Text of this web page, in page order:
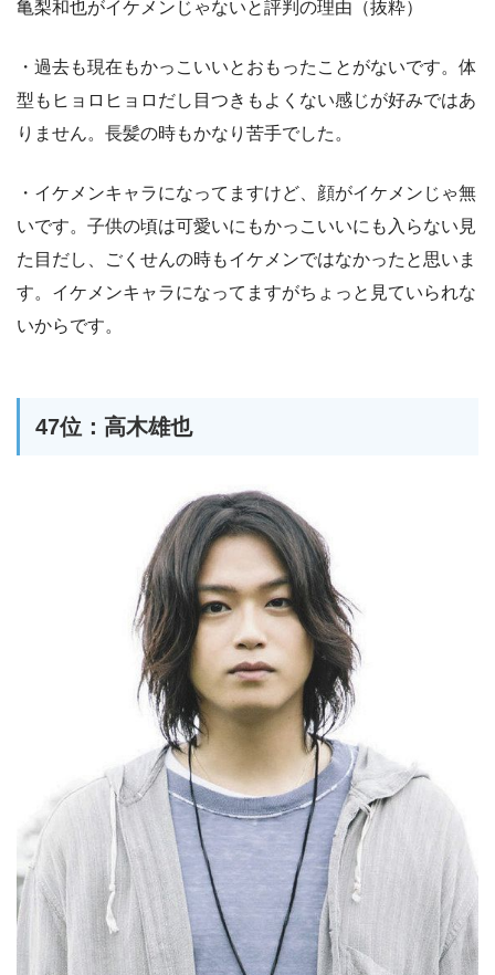
亀梨和也がイケメンじゃないと評判の理由（抜粋）
・過去も現在もかっこいいとおもったことがないです。体
型もヒョロヒョロだし目つきもよくない感じが好みではあ
りません。長髪の時もかなり苦手でした。
・イケメンキャラになってますけど、顔がイケメンじゃ無
いです。子供の頃は可愛いにもかっこいいにも入らない見
た目だし、ごくせんの時もイケメンではなかったと思いま
す。イケメンキャラになってますがちょっと見ていられな
いからです。
47位：高木雄也